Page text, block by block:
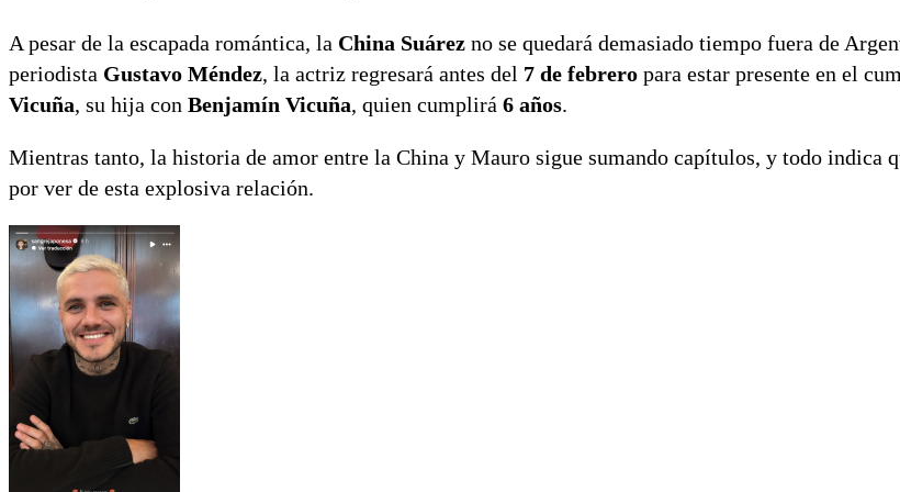
A pesar de la escapada romántica, la China Suárez no se quedará demasiado tiempo fuera de
periodista Gustavo Méndez, la actriz regresará antes del 7 de febrero para estar presente en el
Vicuña, su hija con Benjamín Vicuña, quien cumplirá 6 años.
Mientras tanto, la historia de amor entre la China y Mauro sigue sumando capítulos, y todo indica
por ver de esta explosiva relación.